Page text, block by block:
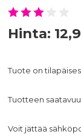
Hinta:
Tuote on
Tuotteen
Voit jättää